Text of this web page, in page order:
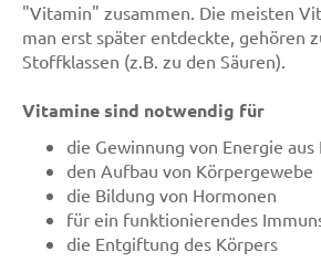
"Vitamin" zusammen. Die meisten
man erst später entdeckte, gehören
Stoffklassen (z.B. zu den Säuren).
Vitamine sind notwendig für
die Gewinnung von Energie aus
den Aufbau von Körpergewebe
die Bildung von Hormonen
für ein funktionierendes
die Entgiftung des Körpers